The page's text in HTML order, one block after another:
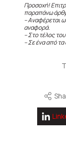
Προσοχή!
παραπάνω
– Αναφέρεται
αναφορά.
– Στο τέλος
– Σε ένα από